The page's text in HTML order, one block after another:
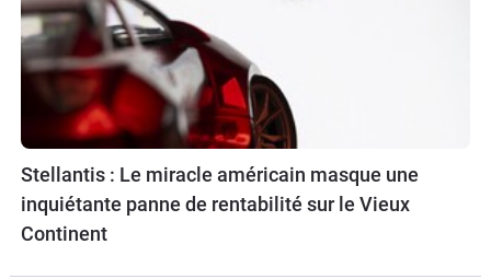
Stellantis : Le miracle américain masque une
inquiétante panne de rentabilité sur le Vieux
Continent